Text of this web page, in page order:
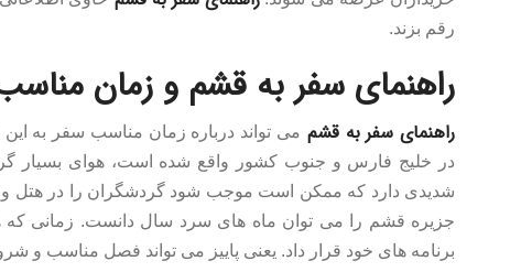
رقم بزند.
راهنمای سفر به قشم و زمان
راهنمای سفر به قشم می تواند درباره زمان مناسب سفر به
در خلیج فارس و جنوب کشور واقع شده است، هوای بسیار
شدیدی دارد که ممکن است موجب شود گردشگران را در هتل و
جزیره قشم را می توان ماه های سرد سال دانست. زمانی که
برنامه های خود قرار داد. یعنی پاییز می تواند فصل مناسب و